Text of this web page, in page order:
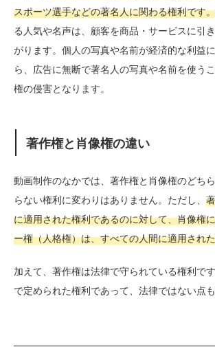
スポーツ選手などの著名人に関わる権利です。
る人気や名声は、顧客を商品・サービスに引
がります。個人の写真や名前が経済的な利益
ら、広告に無断で著名人の写真や名前を使う
権の侵害となります。
著作権と肖像権の違い
動画制作のなかでは、著作権と肖像権のどち
らない権利に変わりはありません。ただし、
に適用された権利であるのに対して、肖像権
ー権（人格権）は、すべての人間に適用され
加えて、著作権は法律で守られている権利で
で定められた権利であって、法律ではない点も